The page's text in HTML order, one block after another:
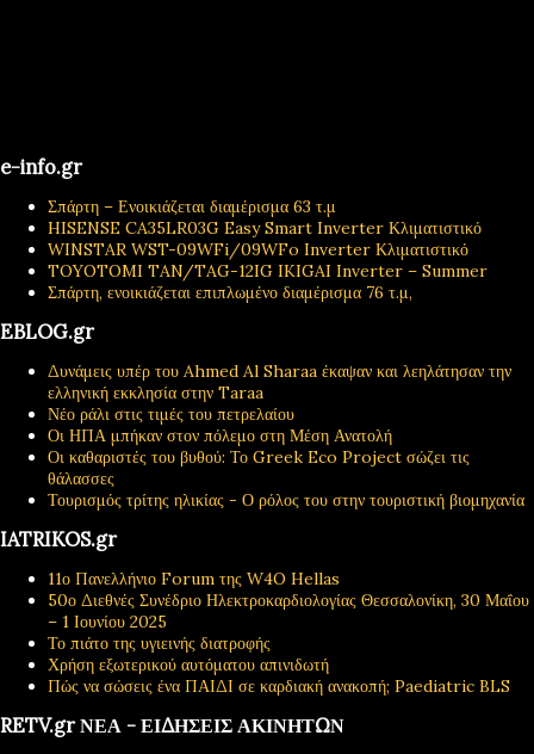
e-info.gr
Σπάρτη – Ενοικιάζεται διαμέρισμα 63 τ.μ
HISENSE CA35LR03G Easy Smart Inverter Κλιματιστικό
WINSTAR WST-09WFi/09WFo Inverter Κλιματιστικό
TOYOTOMI TAN/TAG-12IG IKIGAI Inverter – Summer
Σπάρτη, ενοικιάζεται επιπλωμένο διαμέρισμα 76 τ.μ,
EBLOG.gr
Δυνάμεις υπέρ του Ahmed Al Sharaa έκαψαν και λεηλάτησαν την
ελληνική εκκλησία στην Taraa
Νέο ράλι στις τιμές του πετρελαίου
Οι ΗΠΑ μπήκαν στον πόλεμο στη Μέση Ανατολή
Οι καθαριστές του βυθού: Το Greek Eco Project σώζει τις
θάλασσες
Τουρισμός τρίτης ηλικίας - Ο ρόλος του στην τουριστική βιομηχανία
IATRIKOS.gr
11ο Πανελλήνιο Forum της W4O Hellas
50ο Διεθνές Συνέδριο Ηλεκτροκαρδιολογίας Θεσσαλονίκη, 30 Μαΐου
– 1 Ιουνίου 2025
Το πιάτο της υγιεινής διατροφής
Χρήση εξωτερικού αυτόματου απινιδωτή
Πώς να σώσεις ένα ΠΑΙΔΙ σε καρδιακή ανακοπή; Paediatric BLS
RETV.gr ΝΕΑ - ΕΙΔΗΣΕΙΣ ΑΚΙΝΗΤΩΝ